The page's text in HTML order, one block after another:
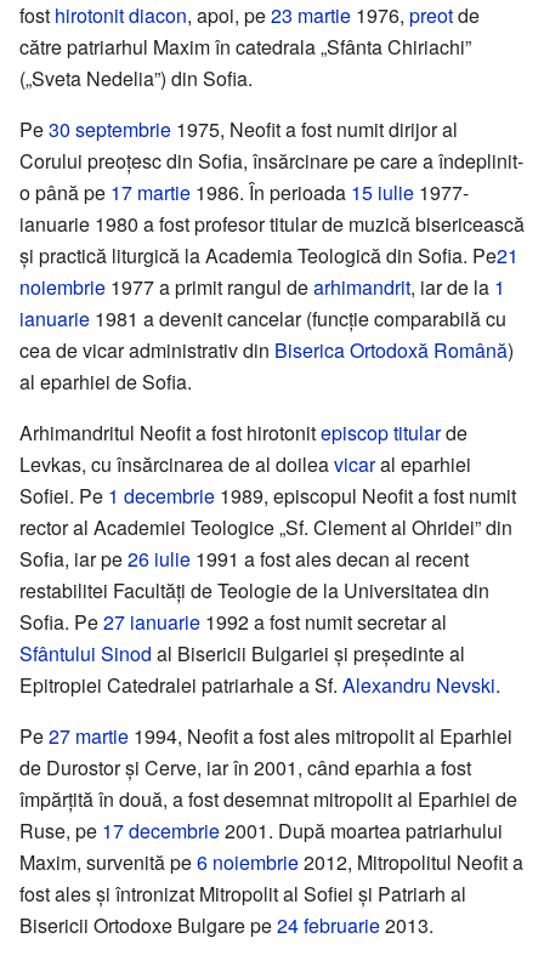
fost hirotonitdiacon, apoi, pe23 martie 1976, preotde
către patriarhul Maxim în catedrala „Sfânta Chiriachi”
(„Sveta Nedelia”) din Sofia.
Pe30 septembrie 1975, Neofit a fost numit dirijor al
Corului preoțesc din Sofia, însărcinare pe care a îndeplinit-
o până pe 17 martie 1986. În perioada 15 iulie 1977-
ianuarie 1980 a fost profesor titular de muzică bisericească
și practică liturgică la Academia Teologică din Sofia. Pe21
noiembrie 1977 a primit rangul dearhimandrit, iar de la 1
ianuarie 1981 a devenit cancelar (funcție comparabilă cu
cea de vicar administrativ din Biserica Ortodoxă Română)
al eparhiei de Sofia.
Arhimandritul Neofit a fost hirotonitepiscop titularde
Levkas, cu însărcinarea de al doileavicaral eparhiei
Sofiei. Pe 1 decembrie 1989, episcopul Neofit a fost numit
rector al Academiei Teologice „Sf. Clement al Ohridei” din
Sofia, iar pe26 iulie 1991 a fost ales decan al recent
restabilitei Facultăți de Teologie de la Universitatea din
Sofia. Pe27 ianuarie 1992 a fost numit secretar al
Sfântului Sinod al Bisericii Bulgariei și președinte al
Epitropiei Catedralei patriarhale a Sf. Alexandru Nevski.
Pe27 martie 1994, Neofit a fost ales mitropolit al Eparhiei
de Durostor și Cerve, iar în 2001, când eparhia a fost
împărțită în două, a fost desemnat mitropolit al Eparhiei de
Ruse, pe 17 decembrie2001. După moartea patriarhului
Maxim, survenită pe6 noiembrie2012, Mitropolitul Neofit a
fost ales și întronizat Mitropolit al Sofiei și Patriarh al
Bisericii Ortodoxe Bulgare pe24 februarie2013.